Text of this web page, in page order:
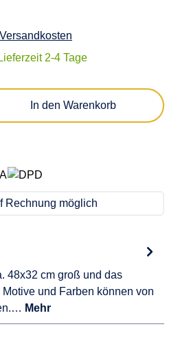
2-4 Tage
den gewünschten
In den Warenkorb
Rechnung möglich
48x32 cm groß und das
und Farben können von
Mehr